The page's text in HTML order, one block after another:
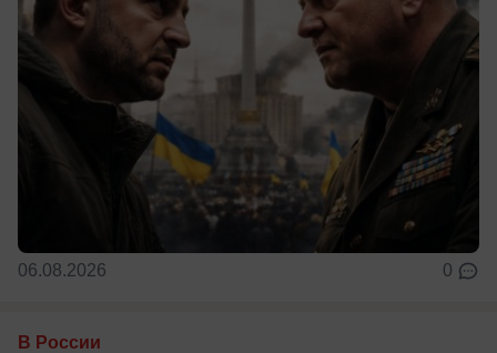
06.08.2026 0
В России